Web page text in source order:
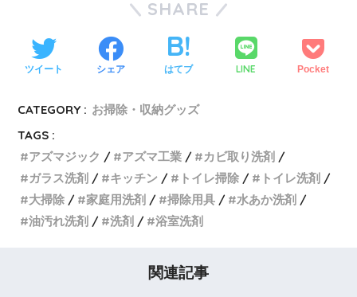
SHARE
ツイート シェア はてブ LINE Pocket
CATEGORY : お掃除・収納グッズ
TAGS :
アズマジック
アズマ工業
カビ取り洗剤
ガラス洗剤
キッチン トイレ掃除
トイレ洗剤
大掃除
家庭用洗剤 掃除用具
水あか洗剤
油汚れ洗剤
洗剤 浴室洗剤
関連記事